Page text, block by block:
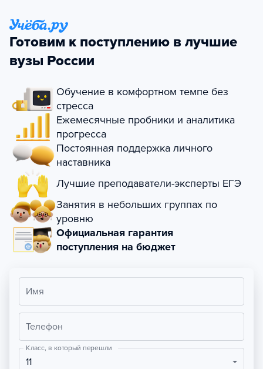
Готовим к поступлению в лучшие
вузы России
Обучение в комфортном темпе без
стресса
Ежемесячные пробники и аналитика
прогресса
Постоянная поддержка личного
наставника
Лучшие преподаватели-эксперты ЕГЭ
Занятия в небольших группах по
уровню
Официальная гарантия
поступления на бюджет
Имя
Телефон
Класс, в который перешли
11